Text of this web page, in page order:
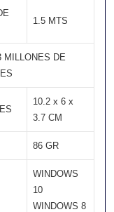
1.5 MTS
MILLONES DE
10.2 x 6 x
3.7 CM
86 GR
WINDOWS
10
WINDOWS 8